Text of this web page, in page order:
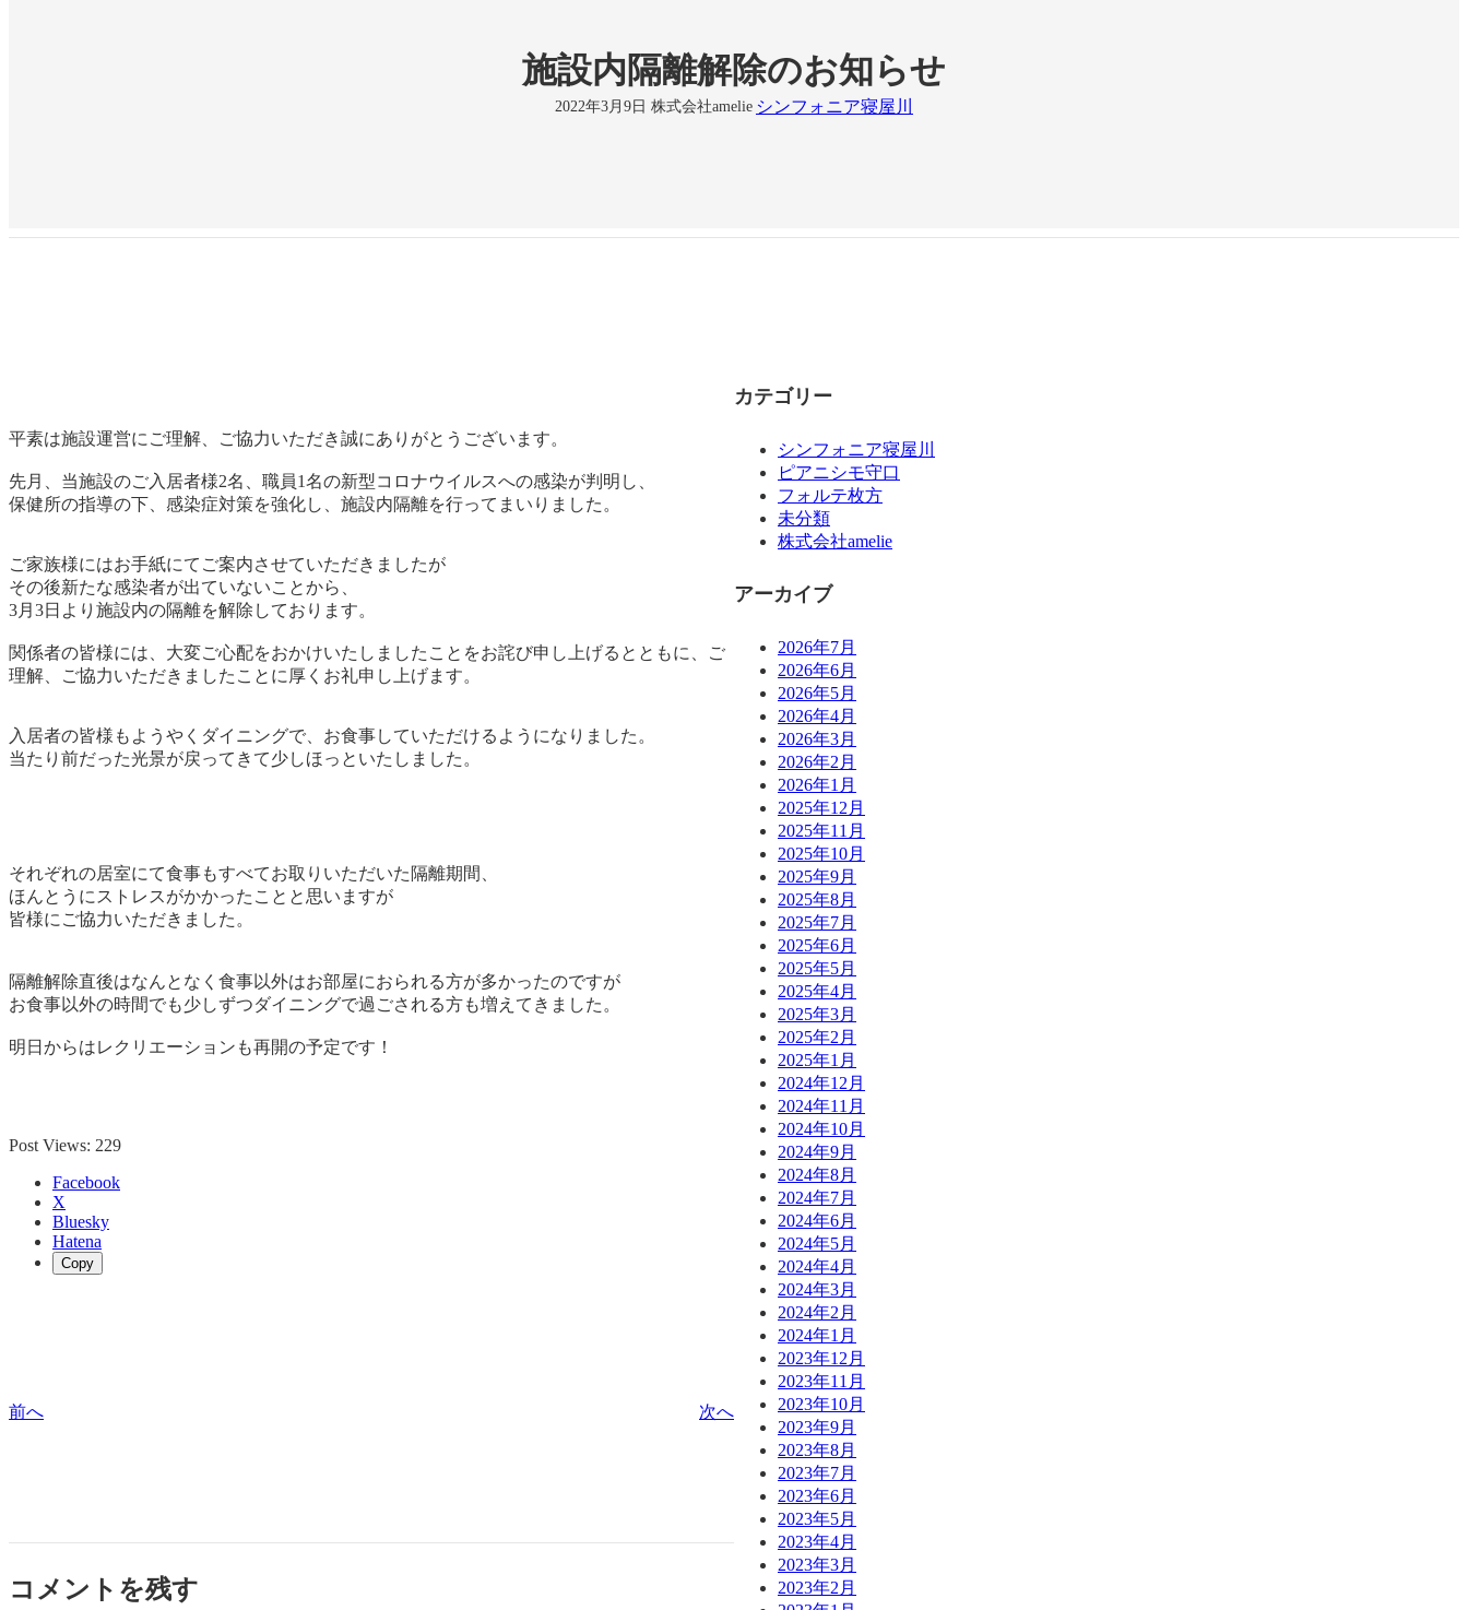
施設内隔離解除のお知らせ
2022年3月9日 株式会社amelie シンフォニア寝屋川
平素は施設運営にご理解、ご協力いただき誠にありがとうございます。
先月、当施設のご入居者様2名、職員1名の新型コロナウイルスへの感染が判明し、
保健所の指導の下、感染症対策を強化し、施設内隔離を行ってまいりました。
ご家族様にはお手紙にてご案内させていただきましたが
その後新たな感染者が出ていないことから、
3月3日より施設内の隔離を解除しております。
関係者の皆様には、大変ご心配をおかけいたしましたことをお詫び申し上げるとともに、ご
理解、ご協力いただきましたことに厚くお礼申し上げます。
入居者の皆様もようやくダイニングで、お食事していただけるようになりました。
当たり前だった光景が戻ってきて少しほっといたしました。
それぞれの居室にて食事もすべてお取りいただいた隔離期間、
ほんとうにストレスがかかったことと思いますが
皆様にご協力いただきました。
隔離解除直後はなんとなく食事以外はお部屋におられる方が多かったのですが
お食事以外の時間でも少しずつダイニングで過ごされる方も増えてきました。
明日からはレクリエーションも再開の予定です！
Post Views: 229
Facebook
X
Bluesky
Hatena
Copy
前へ 次へ
コメントを残す
カテゴリー
シンフォニア寝屋川
ピアニシモ守口
フォルテ枚方
未分類
株式会社amelie
アーカイブ
2026年7月
2026年6月
2026年5月
2026年4月
2026年3月
2026年2月
2026年1月
2025年12月
2025年11月
2025年10月
2025年9月
2025年8月
2025年7月
2025年6月
2025年5月
2025年4月
2025年3月
2025年2月
2025年1月
2024年12月
2024年11月
2024年10月
2024年9月
2024年8月
2024年7月
2024年6月
2024年5月
2024年4月
2024年3月
2024年2月
2024年1月
2023年12月
2023年11月
2023年10月
2023年9月
2023年8月
2023年7月
2023年6月
2023年5月
2023年4月
2023年3月
2023年2月